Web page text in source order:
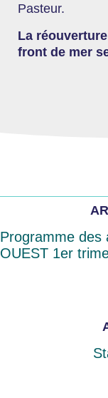
Pasteur.
La
front de mer
Programme des
OUEST 1er